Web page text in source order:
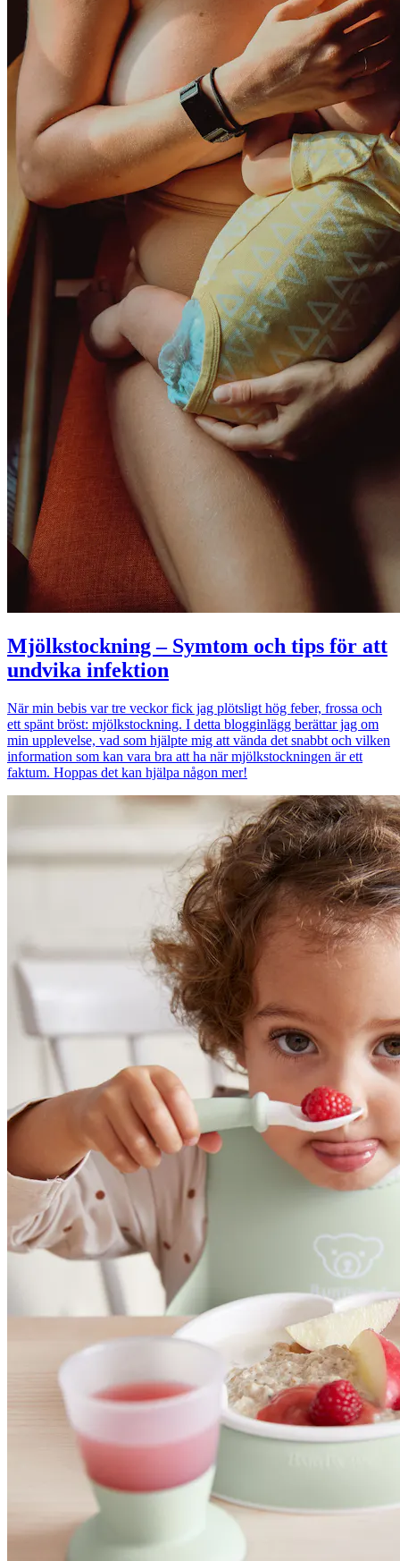
Mjölkstockning – Symtom och tips för att
undvika infektion
När min bebis var tre veckor fick jag plötsligt hög feber, frossa och
ett spänt bröst: mjölkstockning. I detta blogginlägg berättar jag om
min upplevelse, vad som hjälpte mig att vända det snabbt och vilken
information som kan vara bra att ha när mjölkstockningen är ett
faktum. Hoppas det kan hjälpa någon mer!